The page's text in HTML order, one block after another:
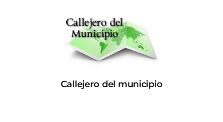
Callejero del municipio